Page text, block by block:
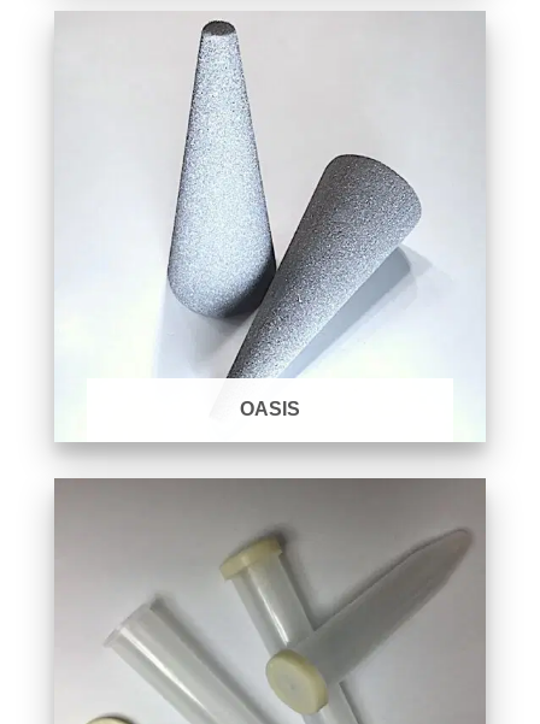
OASIS